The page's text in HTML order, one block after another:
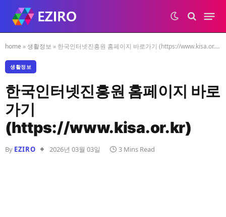
home »생활정보 » 한국인터넷진흥원 홈페이지 바로가기 (https://www.kisa.or.kr)
생활정보
한국인터넷진흥원 홈페이지 바로
가기
(https://www.kisa.or.kr)
By EZIRO 2026년 03월 03일 3 Mins Read